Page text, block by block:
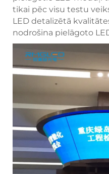
tikai pēc visu testu
LED detalizētā
nodrošina pielāgoto